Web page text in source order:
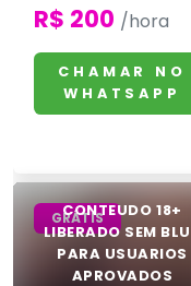
R$ 200 /hora
CHAMAR NO
WHATSAPP
GRÁTIS